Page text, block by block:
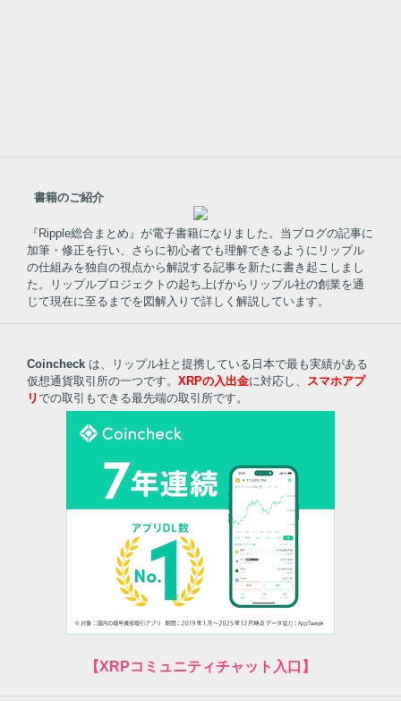
書籍のご紹介
『Ripple総合まとめ』が電子書籍になりました。当ブログの記事に
加筆・修正を行い、さらに初心者でも理解できるようにリップル
の仕組みを独自の視点から解説する記事を新たに書き起こしまし
た。リップルプロジェクトの起ち上げからリップル社の創業を通
じて現在に至るまでを図解入りで詳しく解説しています。
Coincheck は、リップル社と提携している日本で最も実績がある
仮想通貨取引所の一つです。 XRPの入出金に対応し、 スマホアプ
リでの取引もできる最先端の取引所です。
【XRPコミュニティチャット入口】